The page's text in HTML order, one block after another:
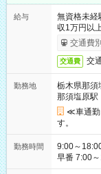
給与
無資格未
収1万円以
交通費
交通費 交
勤務地
栃木県那須
那須塩原駅
≪車通勤
す。
勤務時間
9:00～18:00（休憩60分）
早番 7:00～
と休みを合